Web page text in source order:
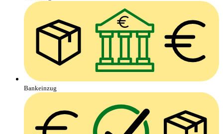
Bankeinzug